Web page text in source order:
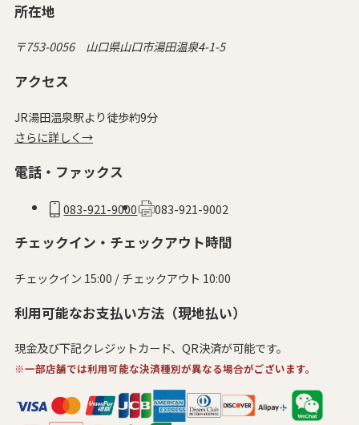
所在地
〒753-0056 山口県山口市湯田温泉4-1-5
アクセス
JR湯田温泉駅より徒歩約9分
さらに詳しく→
電話・ファックス
083-921-9000 083-921-9002
チェックイン・チェックアウト時間
チェックイン 15:00 / チェックアウト 10:00
利用可能なお支払い方法（現地払い）
現金及び下記クレジットカード、QR決済が可能です。
※一部店舗では利用可能な決済種別が異なる場合がございます。